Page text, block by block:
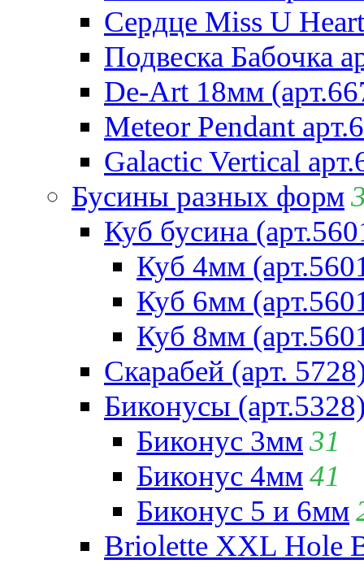
Сердце Miss U
Подвеска Бабочка
De-Art 18мм
Meteor Pendant
Galactic Vertical
Бусины разных форм
Куб бусина
Куб 4мм
Куб 6мм
Куб 8мм
Скарабей (арт.
Биконусы
Биконус 3мм31
Биконус 4мм41
Биконус 5 и 6мм
Briolette XXL Hole